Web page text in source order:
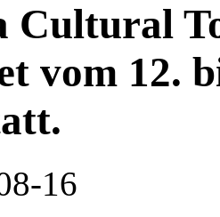
Cultural
vom 12.
16